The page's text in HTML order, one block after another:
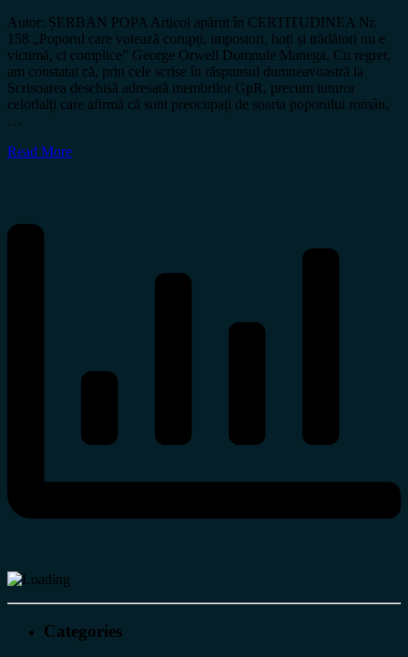
Autor: ȘERBAN POPA Articol apărut în CERTITUDINEA Nr.
158 „Poporul care votează corupți, impostori, hoți și trădători nu e
victimă, ci complice” George Orwell Domnule Manega, Cu regret,
am constatat că, prin cele scrise în răspunsul dumneavoastră la
Scrisoarea deschisă adresată membrilor GpR, precum tuturor
celorlalți care afirmă că sunt preocupați de soarta poporului român,
…
Read More
Categories